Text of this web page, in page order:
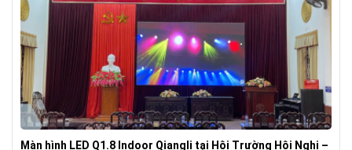
Màn hình LED Q1.8 Indoor Qiangli tại Hội Trường Hội Nghị –